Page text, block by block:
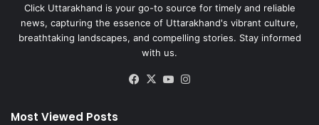
Click Uttarakhand is your go-to source for timely and reliable
news, capturing the essence of Uttarakhand's vibrant culture,
breathtaking landscapes, and compelling stories. Stay informed
with us.
Facebook
X YouTube
Most Viewed Posts